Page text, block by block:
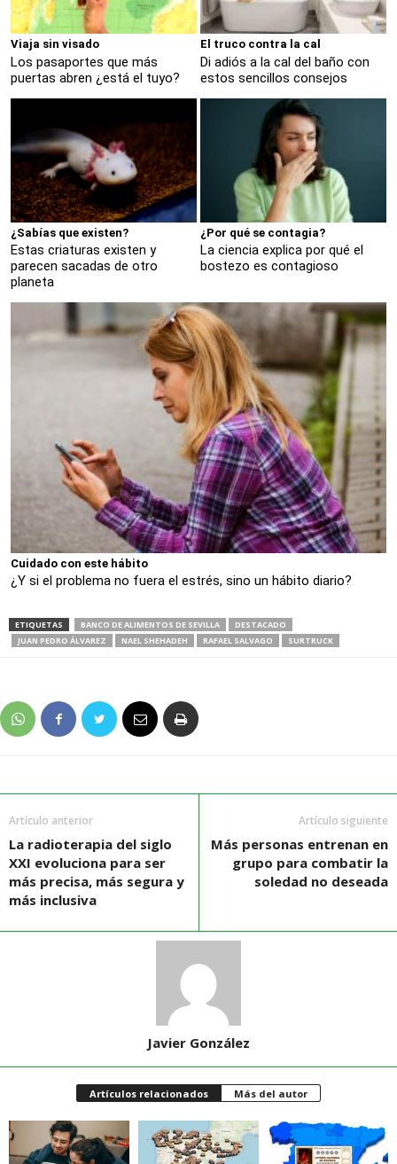
Viaja sin visado
Los pasaportes que más
puertas abren ¿está el tuyo?
El truco contra la cal
Di adiós a la cal del baño con
estos sencillos consejos
¿Sabías que existen?
Estas criaturas existen y
parecen sacadas de otro
planeta
¿Por qué se contagia?
La ciencia explica por qué el
bostezo es contagioso
Cuidado con este hábito
¿Y si el problema no fuera el estrés, sino un hábito diario?
ETIQUETAS BANCO DE ALIMENTOS DE SEVILLA
DESTACADO
JUAN PEDRO ÁLVAREZ
NAEL SHEHADEH RAFAEL SALVAGO SURTRUCK
Artículo anterior
La radioterapia del siglo
XXI evoluciona para ser
más precisa, más segura y
más inclusiva
Artículo siguiente
Más personas entrenan en
grupo para combatir la
soledad no deseada
Javier González
Artículos relacionados Más del autor